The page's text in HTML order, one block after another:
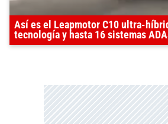
Así es el Leapmotor C10 ultra-
tecnología y hasta 16 sistemas